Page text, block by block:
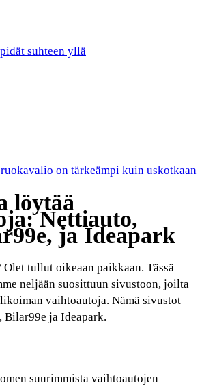
suhteen yllä
on tärkeämpi kuin uskotkaan
löytää
Nettiauto,
ja Ideapark
tullut oikeaan paikkaan. Tässä
neljään suosittuun sivustoon, joilta
vaihtoautoja. Nämä sivustot
Bilar99e ja Ideapark.
suurimmista vaihtoautojen